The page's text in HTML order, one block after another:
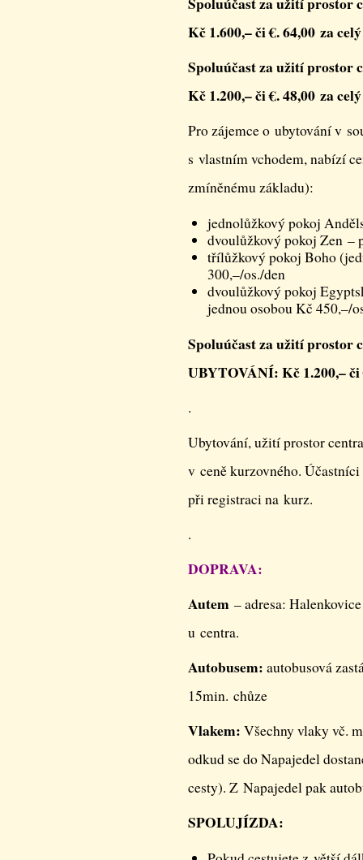
Kč 1.600,– či €. 64,00 za
Spoluúčast za užití prostor
Kč 1.200,– či €. 48,00 za
Pro zájemce o ubytování v
s vlastním vchodem, nabízí
zmíněnému základu):
jednolůžkový pokoj
dvoulůžkový pokoj Zen –
třílůžkový pokoj Boho
300,–/os./den
dvoulůžkový pokoj
jednou osobou Kč 450,–/
Spoluúčast za užití prostor
UBYTOVÁNÍ: Kč 1.200,–
.
Ubytování, užití prostor
v ceně kurzovného.
při registraci na kurz.
.
DOPRAVA:
Autem – adresa:
u centra.
Autobusem: autobusová
15min. chůze
Vlakem: Všechny vlaky vč.
odkud se do Napajedel
cesty). Z Napajedel pak
SPOLUJÍZDA: